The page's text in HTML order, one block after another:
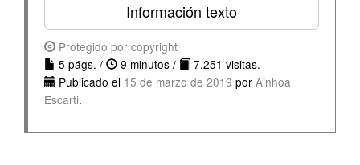
Información texto
Protegido por copyright
5 págs. /
9 minutos /
7.251 visitas.
Publicado el 15 de marzo de 2019 por Ainhoa
Escarti.